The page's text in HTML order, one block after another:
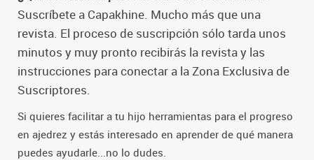
Suscríbete a Capakhine. Mucho más que una
revista. El proceso de suscripción sólo tarda unos
minutos y muy pronto recibirás la revista y las
instrucciones para conectar a la Zona Exclusiva de
Suscriptores.
Si quieres facilitar a tu hijo herramientas para el progreso
en ajedrez y estás interesado en aprender de qué manera
puedes ayudarle...no lo dudes.